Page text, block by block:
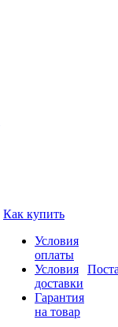
Как купить
Условия
оплаты
Условия
доставки
Гарантия
на товар